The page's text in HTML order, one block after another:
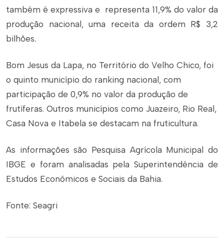
também é expressiva e representa 11,9% do valor da
produção nacional, uma receita da ordem R$ 3,2
bilhões.
Bom Jesus da Lapa, no Território do Velho Chico, foi
o quinto município do ranking nacional, com
participação de 0,9% no valor da produção de
frutíferas. Outros municípios como Juazeiro, Rio Real,
Casa Nova e Itabela se destacam na fruticultura.
As informações são Pesquisa Agrícola Municipal do
IBGE e foram analisadas pela Superintendência de
Estudos Econômicos e Sociais da Bahia.
Fonte: Seagri